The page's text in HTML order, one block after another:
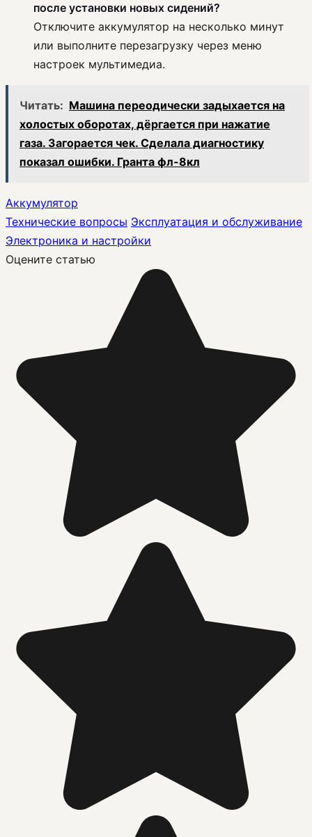
после установки новых сидений?
Отключите аккумулятор на несколько минут
или выполните перезагрузку через меню
настроек мультимедиа.
Читать: Машина переодически задыхается на
холостых оборотах, дёргается при нажатие
газа. Загорается чек. Сделала диагностику
показал ошибки. Гранта фл-8кл
Аккумулятор
Технические вопросы Эксплуатация и обслуживание
Электроника и настройки
Оцените статью